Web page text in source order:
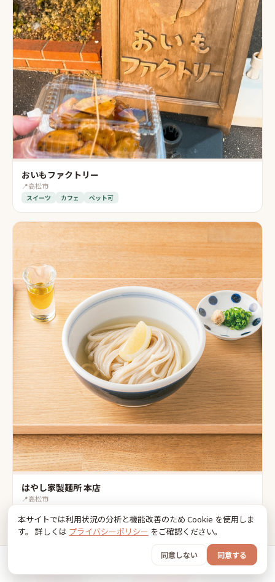
おいもファクトリー
📍高松市
スイーツ カフェ ペット可
はやし家製麺所 本店
📍高松市
本サイトでは利用状況の分析と機能改善のため Cookie を使用しま
す。 詳しくは プライバシーポリシー をご確認ください。
同意しない 同意する